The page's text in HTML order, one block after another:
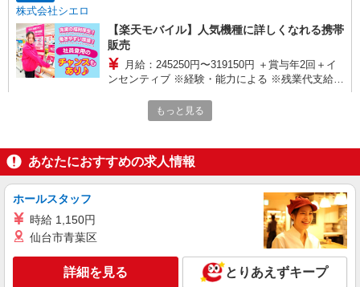
株式会社シエロ
【楽天モバイル】人気機種に詳しくなれる携帯
販売
月給：245250円〜319150円 ＋賞与年2回＋イ
ンセンティブ ※経験・能力による ※残業代支給
+゜・。○。・゜+゜ 入社祝い金10万円支給(規定
沖縄県那覇市の楽天モバイルショップ
派遣社員
株式会社シエロ
【softbank】人気機種に詳しくなれる携帯販
月給209721円〜256438円（経験・能力によ
る） ※残業代支給 ★交通費別途支給（規定あり）
゜+゜・。○。・゜+゜・。○。・゜+゜ 入社祝い金
10万円支給(規定有) お友達を紹介頂くと, インセン
沖縄県那覇市のsoftbankショップ
もっと見る
あなたにおすすめの求人情報
ホールスタッフ
時給 1,150円
仙台市青葉区
詳細を見る とりあえずキープ